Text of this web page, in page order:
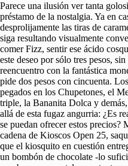
Parece una ilusión ver tanta
préstamo de la nostalgia. Ya en
desprolijamente las tiras de
siga resultando visualmente
comer Fizz, sentir ese ácido
este deseo por sólo tres pesos,
reencuentro con la fantástica
pide dos pesos con cincuenta.
pegados en los Chupetones, el
triple, la Bananita Dolca y
allá de esta fugaz angurria: ¿Es
se puedan ofrecer estos precios?
cadena de Kioscos Open 25,
que el kiosquito en cuestión
un bombón de chocolate -lo